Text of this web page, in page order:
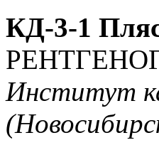
КД-3-1
Институт